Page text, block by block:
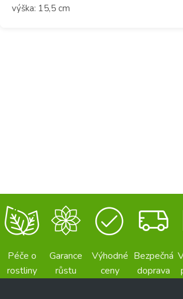
výška: 15,5 cm
Péče o
rostliny
Garance
růstu
Výhodné
ceny
Bezpečná
doprava